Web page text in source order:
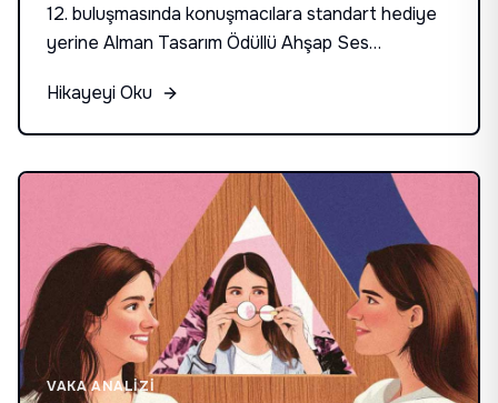
12. buluşmasında konuşmacılara standart hediye
yerine Alman Tasarım Ödüllü Ahşap Ses
çalışan, 15 yıl ömürlü ve kişiye özel gravürlü
sürdürülebilir hediye deneyimi.
Hikayeyi Oku
VAKA ANALIZI